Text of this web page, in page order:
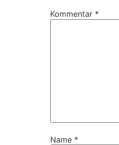
Kommentar *
Name *